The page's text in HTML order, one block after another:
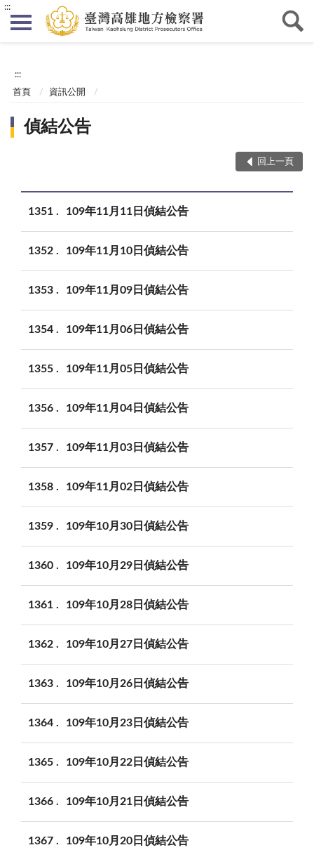
:::
:::
首頁 資訊公開
偵結公告
回上一頁
1351 109年11月11日偵結公告
1352 109年11月10日偵結公告
1353 109年11月09日偵結公告
1354 109年11月06日偵結公告
1355 109年11月05日偵結公告
1356 109年11月04日偵結公告
1357 109年11月03日偵結公告
1358 109年11月02日偵結公告
1359 109年10月30日偵結公告
1360 109年10月29日偵結公告
1361 109年10月28日偵結公告
1362 109年10月27日偵結公告
1363 109年10月26日偵結公告
1364 109年10月23日偵結公告
1365 109年10月22日偵結公告
1366 109年10月21日偵結公告
1367 109年10月20日偵結公告